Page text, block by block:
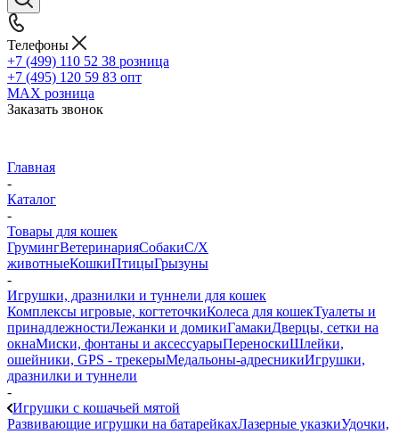
Телефоны
+7 (499) 110 52 38 розница
+7 (495) 120 59 83 опт
MAX розница
Заказать звонок
Главная
-
Каталог
-
Товары для кошек
ГрумингВетеринарияСобакиС/Х
животныеКошкиПтицыГрызуны
-
Игрушки, дразнилки и туннели для кошек
Комплексы игровые, когтеточкиКолеса для кошекТуалеты и
принадлежностиЛежанки и домикиГамакиДверцы, сетки на
окнаМиски, фонтаны и аксессуарыПереноскиШлейки,
ошейники, GPS - трекерыМедальоны-адресникиИгрушки,
дразнилки и туннели
-
Игрушки с кошачьей мятой
Развивающие игрушки на батарейкахЛазерные указкиУдочки,